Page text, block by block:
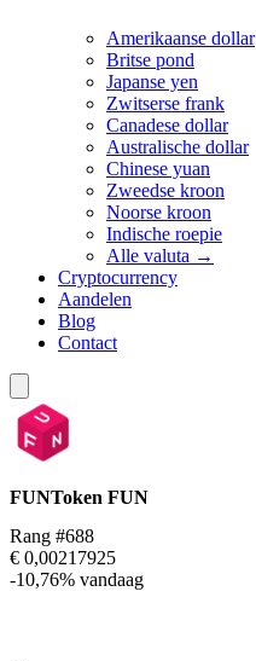
Amerikaanse dollar
Britse pond
Japanse yen
Zwitserse frank
Canadese dollar
Australische dollar
Chinese yuan
Zweedse kroon
Noorse kroon
Indische roepie
Alle valuta →
Cryptocurrency
Aandelen
Blog
Contact
FUNToken FUN
Rang #688
€ 0,00217925
-10,76% vandaag